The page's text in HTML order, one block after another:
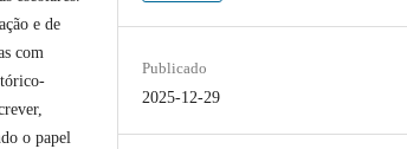
e de
com
o papel
Publicado
2025-12-29